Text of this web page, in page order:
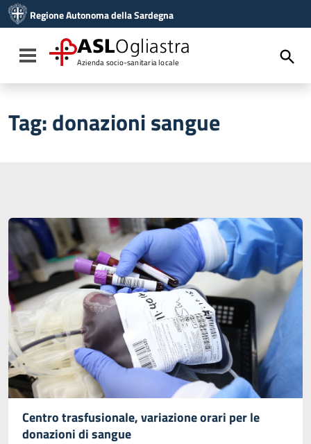
Vai al menu di navigazione
Vai al footer
Regione Autonoma della Sardegna
Toggle navigation
ASLOgliastra
Azienda socio-sanitaria locale
Tag:donazioni sangue
Centro trasfusionale, variazione orari per le
donazioni di sangue